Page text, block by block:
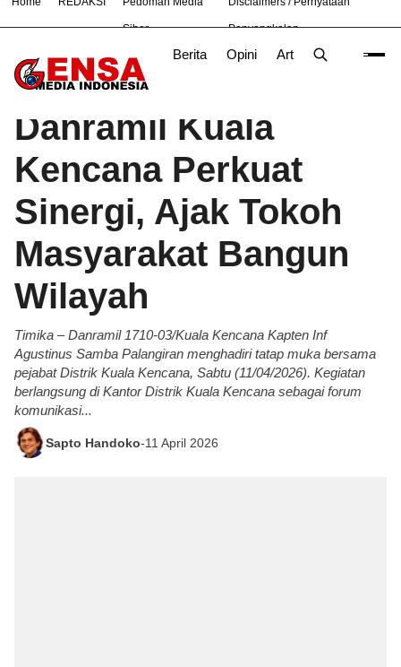
Siber Penyangkalan
Berita Opini Artikel
# Bekasi Bogor Jakarta Nasional News
Beranda/Berita
Danramil Kuala
Kencana Perkuat
Sinergi, Ajak Tokoh
Masyarakat Bangun
Wilayah
Timika – Danramil 1710-03/Kuala Kencana Kapten Inf
Agustinus Samba Palangiran menghadiri tatap muka bersama
pejabat Distrik Kuala Kencana, Sabtu (11/04/2026). Kegiatan
berlangsung di Kantor Distrik Kuala Kencana sebagai forum
komunikasi...
Sapto Handoko-11 April 2026